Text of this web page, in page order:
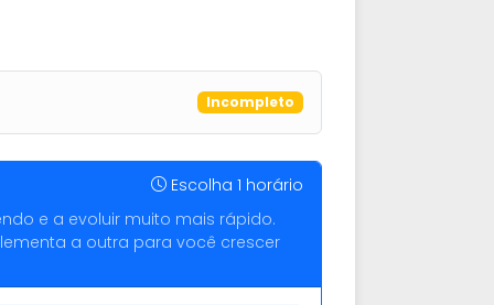
Incompleto
Escolha 1 horário
e a evoluir muito mais rápido.
a outra para você crescer